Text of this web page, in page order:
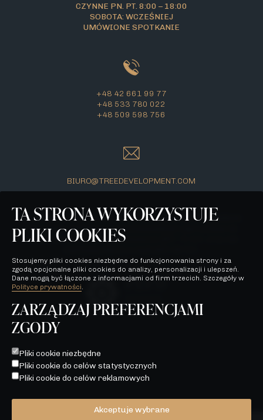
CZYNNE PN. PT. 8:00 – 18:00
SOBOTA: WCZEŚNIEJ
UMÓWIONE SPOTKANIE
+48 42 661 99 77
+48 533 780 022
+48 509 598 756
BIURO@TREEDEVELOPMENT.COM
Wszelkie prezentowane na stronie materiały mają jedynie
charakter poglądowy i stanowią jedynie zaproszenie do
zawarcia umowy, o której mowa w ART. 71 K.C. oraz nie
WSZELKIE PREZENTOWANE NA STRONIE MATERIAŁY MAJĄ
JEDYNIE CHARAKTER POGLĄDOWY I STANOWIĄ JEDYNIE
ZAPROSZENIE DO ZAWARCIA UMOWY, O KTÓREJ MOWA W
ART. 71 K.C. ORAZ NIE STANOWIĄ OFERTY W MYŚL ART. 66
TA STRONA WYKORZYSTUJE
PLIKI COOKIES
Stosujemy pliki cookies niezbędne do funkcjonowania strony i za
zgodą opcjonalne pliki cookies do analizy, personalizacji i ulepszeń.
Dane mogą być łączone z informacjami od firm trzecich. Szczegóły w
Polityce prywatności
ZARZĄDZAJ PREFERENCJAMI
ZGODY
Pliki cookie niezbędne
Pliki cookie do celów statystycznych
Pliki cookie do celów reklamowych
Akceptuje wybrane